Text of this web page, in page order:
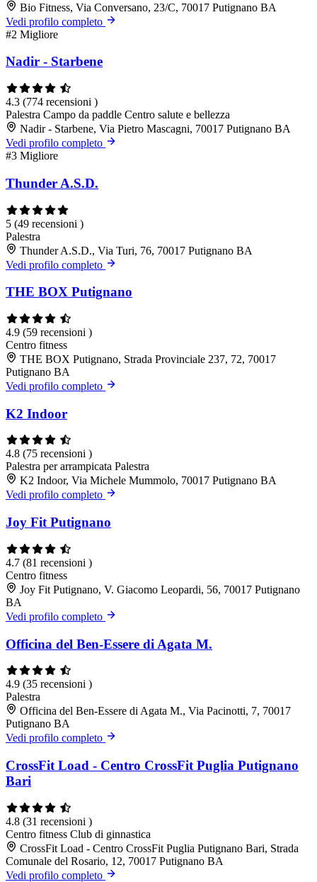
Bio Fitness, Via Conversano, 23/C, 70017 Putignano BA
Vedi profilo completo
#2 Migliore
Nadir - Starbene
4.3 (774 recensioni )
Palestra Campo da paddle Centro salute e bellezza
Nadir - Starbene, Via Pietro Mascagni, 70017 Putignano BA
Vedi profilo completo
#3 Migliore
Thunder A.S.D.
5 (49 recensioni )
Palestra
Thunder A.S.D., Via Turi, 76, 70017 Putignano BA
Vedi profilo completo
THE BOX Putignano
4.9 (59 recensioni )
Centro fitness
THE BOX Putignano, Strada Provinciale 237, 72, 70017
Putignano BA
Vedi profilo completo
K2 Indoor
4.8 (75 recensioni )
Palestra per arrampicata Palestra
K2 Indoor, Via Michele Mummolo, 70017 Putignano BA
Vedi profilo completo
Joy Fit Putignano
4.7 (81 recensioni )
Centro fitness
Joy Fit Putignano, V. Giacomo Leopardi, 56, 70017 Putignano
BA
Vedi profilo completo
Officina del Ben-Essere di Agata M.
4.9 (35 recensioni )
Palestra
Officina del Ben-Essere di Agata M., Via Pacinotti, 7, 70017
Putignano BA
Vedi profilo completo
CrossFit Load - Centro CrossFit Puglia Putignano
Bari
4.8 (31 recensioni )
Centro fitness Club di ginnastica
CrossFit Load - Centro CrossFit Puglia Putignano Bari, Strada
Comunale del Rosario, 12, 70017 Putignano BA
Vedi profilo completo